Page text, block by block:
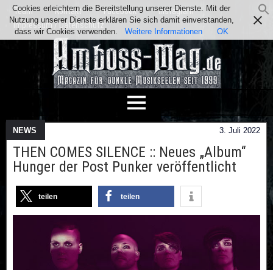
Team Kontakt Facebook
Instagram
Impressum / Datenschutz
NEWS 3. Juli 2022
THEN COMES SILENCE :: Neues „Album“
Hunger der Post Punker veröffentlicht
teilen teilen
Cookies erleichtern die Bereitstellung unserer Dienste. Mit der
Nutzung unserer Dienste erklären Sie sich damit einverstanden,
dass wir Cookies verwenden.
Weitere Informationen OK